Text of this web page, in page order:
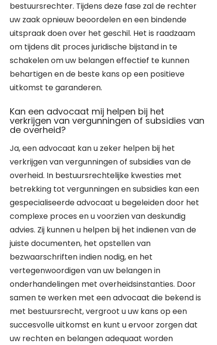
bestuursrechter. Tijdens deze fase zal de rechter
uw zaak opnieuw beoordelen en een bindende
uitspraak doen over het geschil. Het is raadzaam
om tijdens dit proces juridische bijstand in te
schakelen om uw belangen effectief te kunnen
behartigen en de beste kans op een positieve
uitkomst te garanderen.
Kan een advocaat mij helpen bij het
verkrijgen van vergunningen of subsidies van
de overheid?
Ja, een advocaat kan u zeker helpen bij het
verkrijgen van vergunningen of subsidies van de
overheid. In bestuursrechtelijke kwesties met
betrekking tot vergunningen en subsidies kan een
gespecialiseerde advocaat u begeleiden door het
complexe proces en u voorzien van deskundig
advies. Zij kunnen u helpen bij het indienen van de
juiste documenten, het opstellen van
bezwaarschriften indien nodig, en het
vertegenwoordigen van uw belangen in
onderhandelingen met overheidsinstanties. Door
samen te werken met een advocaat die bekend is
met bestuursrecht, vergroot u uw kans op een
succesvolle uitkomst en kunt u ervoor zorgen dat
uw rechten en belangen adequaat worden